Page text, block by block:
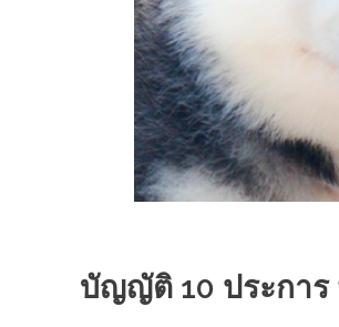
บัญญัติ 10 ประการ